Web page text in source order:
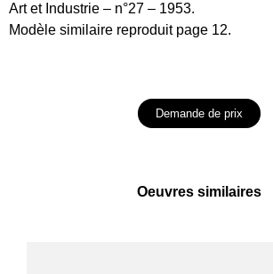
Art et Industrie – n°27 – 1953.
Modèle similaire reproduit page 12.
Demande de prix
Oeuvres similaires